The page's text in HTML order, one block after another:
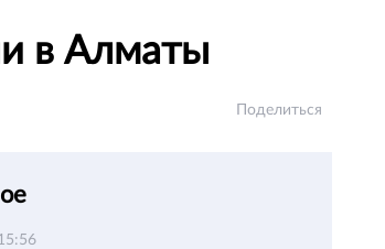
в Алматы
Поделиться